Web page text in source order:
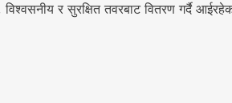
र सुरक्षित तवरबाट वितरण गर्दै